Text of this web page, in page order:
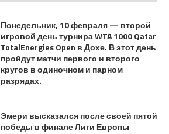
Понедельник, 10 февраля — второй
игровой день турнира WTA 1000 Qatar
TotalEnergies Open в Дохе. В этот день
пройдут матчи первого и второго
кругов в одиночном и парном
разрядах.
Эмери высказался после своей пятой
победы в финале Лиги Европы